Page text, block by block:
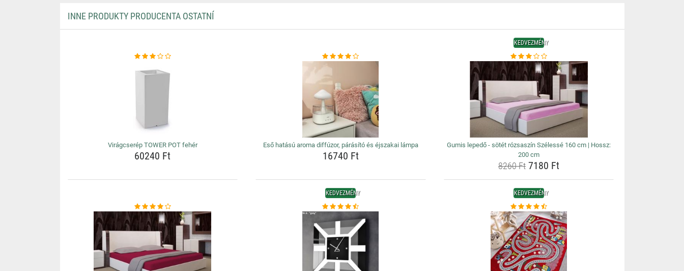
INNE PRODUKTY PRODUCENTA OSTATNÍ
Virágcserép TOWER POT fehér
60240 Ft
Eső hatású aroma diffúzor, párásító és éjszakai lámpa
16740 Ft
KEDVEZMÉNY
Gumis lepedő - sötét rózsaszín Szélessé 160 cm | Hossz:
200 cm
8260 Ft 7180 Ft
KEDVEZMÉNY KEDVEZMÉNY